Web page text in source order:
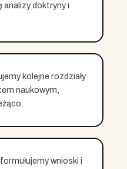
doktryny i
kolejne rozdziały
naukowym,
wnioski i